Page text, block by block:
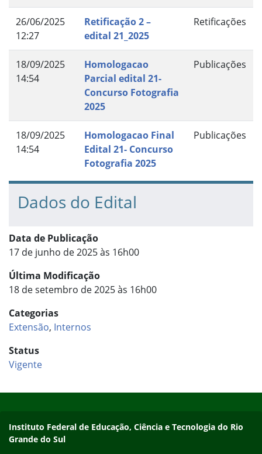
26/06/2025
12:27
Retificação 2 –
edital 21_2025
Retificações
18/09/2025
14:54
Homologacao
Parcial edital 21-
Concurso Fotografia
2025
Publicações
18/09/2025
14:54
Homologacao Final
Edital 21- Concurso
Fotografia 2025
Publicações
Dados do Edital
Data de Publicação
17 de junho de 2025 às 16h00
Última Modificação
18 de setembro de 2025 às 16h00
Categorias
Extensão, Internos
Status
Vigente
Contato
Instituto Federal de Educação, Ciência e Tecnologia do Rio
Grande do Sul